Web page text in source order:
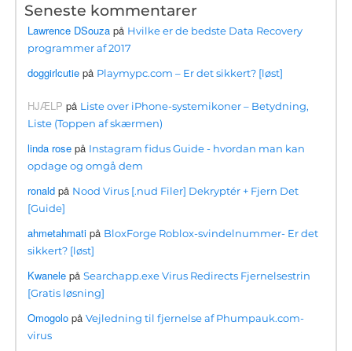
Seneste kommentarer
Lawrence DSouza på Hvilke er de bedste Data Recovery
programmer af 2017
doggirlcutie på Playmypc.com – Er det sikkert? [løst]
HJÆLP på Liste over iPhone-systemikoner – Betydning,
Liste (Toppen af ​​skærmen)
linda rose på Instagram fidus Guide - hvordan man kan
opdage og omgå dem
ronald på Nood Virus [.nud Filer] Dekryptér + Fjern Det
[Guide]
ahmetahmati på BloxForge Roblox-svindelnummer- Er det
sikkert? [løst]
Kwanele påSearchapp.exe Virus Redirects Fjernelsestrin
[Gratis løsning]
Omogolo påVejledning til fjernelse af Phumpauk.com-
virus